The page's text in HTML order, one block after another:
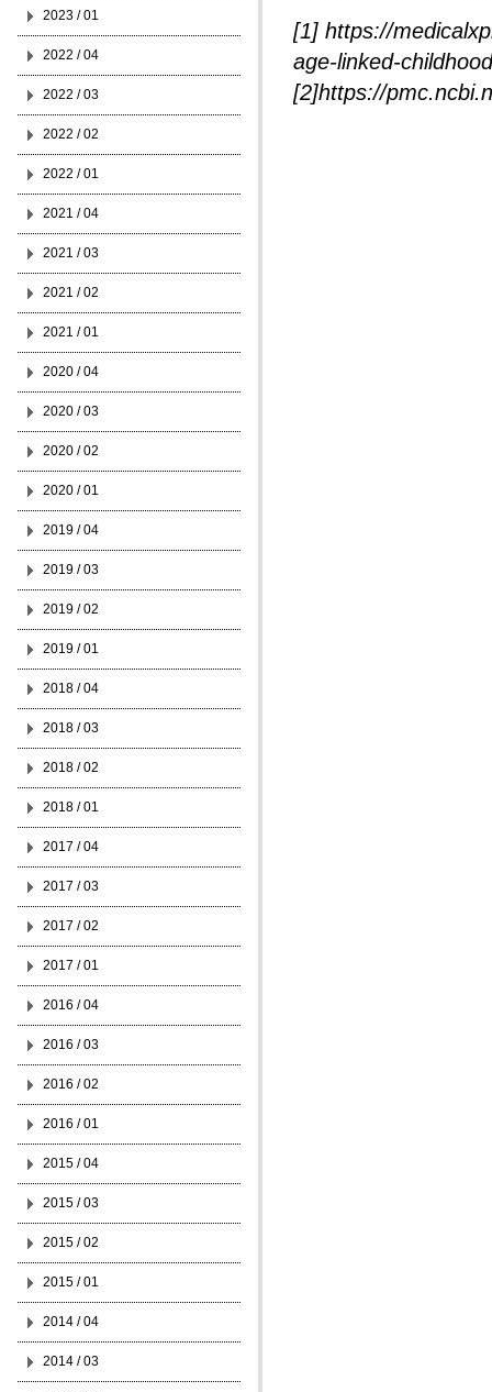
[1] https://
age-linked-
[2]https://
2023 / 01
2022 / 04
2022 / 03
2022 / 02
2022 / 01
2021 / 04
2021 / 03
2021 / 02
2021 / 01
2020 / 04
2020 / 03
2020 / 02
2020 / 01
2019 / 04
2019 / 03
2019 / 02
2019 / 01
2018 / 04
2018 / 03
2018 / 02
2018 / 01
2017 / 04
2017 / 03
2017 / 02
2017 / 01
2016 / 04
2016 / 03
2016 / 02
2016 / 01
2015 / 04
2015 / 03
2015 / 02
2015 / 01
2014 / 04
2014 / 03